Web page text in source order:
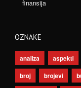
finansija
OZNAKE
analiza aspekti
broj
brojevi